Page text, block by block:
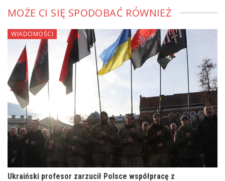
MOŻE CI SIĘ SPODOBAĆ RÓWNIEŻ
WIADOMOŚCI
Ukraiński profesor zarzucił Polsce współpracę z